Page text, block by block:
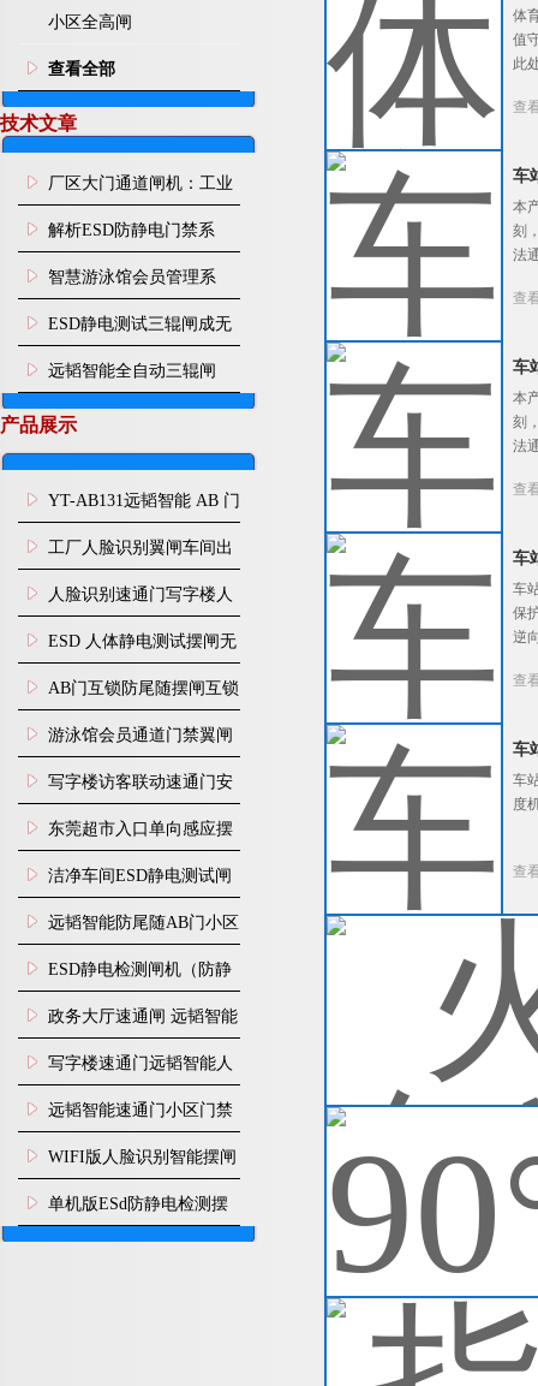
小区全高闸
查看全部
技术文章
厂区大门通道闸机：工业
园区人车分流智能通行管
控设施
解析ESD防静电门禁系
统：从人体静电消除到通
道智能管控
智慧游泳馆会员管理系
统：刷脸入场 年月卡管
控、次卡自动扣次
ESD静电测试三辊闸成无
尘车间刚需，远韬智能一
站式管控人体静电与人员
通行
远韬智能全自动三辊闸
产品展示
YT-AB131远韬智能 AB 门
闸机双通道互锁防尾随闸
机
工厂人脸识别翼闸车间出
入口人行通道门禁
人脸识别速通门写字楼人
行通道闸门禁设备
ESD 人体静电测试摆闸无
尘车间防静电闸机
AB门互锁防尾随摆闸互锁
闸机
游泳馆会员通道门禁翼闸
写字楼访客联动速通门安
装
东莞超市入口单向感应摆
闸安装
洁净车间ESD静电测试闸
机
远韬智能防尾随AB门小区
门禁闸机安装
​ESD静电检测闸机（防静
电门禁通道系统）
政务大厅速通闸 远韬智能
防尾随静音速通门
写字楼速通门远韬智能人
脸识别快速通道闸
远韬智能速通门小区门禁
闸机食堂消费摆闸
WIFI版人脸识别智能摆闸
机
单机版ESd防静电检测摆
闸机
体
值
此
查
车
本
刻
法
查
车
本
刻
法
查
车
车
保
逆
查
车
车
度
查
火
域
半
配
指
指